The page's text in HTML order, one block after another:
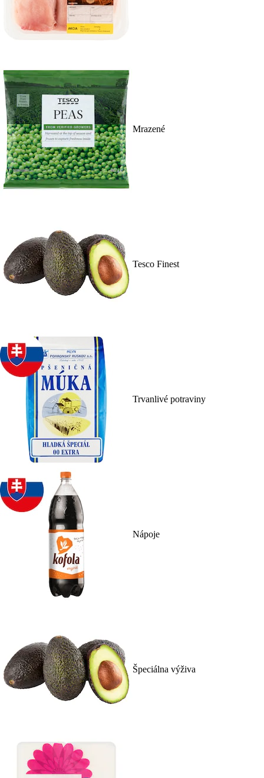
Mrazené
Tesco Finest
Trvanlivé potraviny
Nápoje
Špeciálna výživa